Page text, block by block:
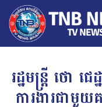
រដ្ឋមន្ត្រី ថោ
ការងារជាមួ